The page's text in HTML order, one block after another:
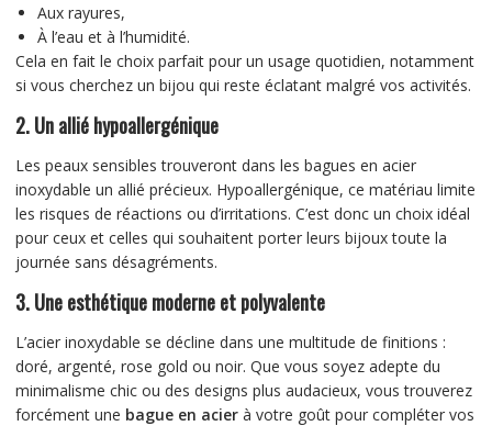
Aux rayures,
À l’eau et à l’humidité.
Cela en fait le choix parfait pour un usage quotidien, notamment
si vous cherchez un bijou qui reste éclatant malgré vos activités.
2. Un allié hypoallergénique
Les peaux sensibles trouveront dans les bagues en acier
inoxydable un allié précieux. Hypoallergénique, ce matériau limite
les risques de réactions ou d’irritations. C’est donc un choix idéal
pour ceux et celles qui souhaitent porter leurs bijoux toute la
journée sans désagréments.
3. Une esthétique moderne et polyvalente
L’acier inoxydable se décline dans une multitude de finitions :
doré, argenté, rose gold ou noir. Que vous soyez adepte du
minimalisme chic ou des designs plus audacieux, vous trouverez
forcément une bague en acierà votre goût pour compléter vos